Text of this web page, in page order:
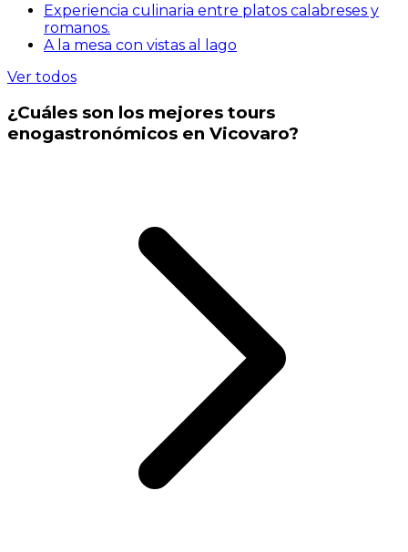
Experiencia culinaria entre platos calabreses y
romanos.
A la mesa con vistas al lago
Ver todos
¿Cuáles son los mejores tours
enogastronómicos en Vicovaro?